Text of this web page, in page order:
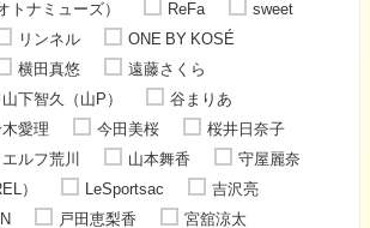
トナミューズ）
ReFa
sweet
リンネル
ONE BY KOSÉ
横田真悠
遠藤さくら
山下智久（山P）
谷まりあ
愛理 今田美桜
桜井日奈子
エルフ荒川 山本舞香
守屋麗奈
）
LeSportsac
吉沢亮
戸田恵梨香
宮舘涼太